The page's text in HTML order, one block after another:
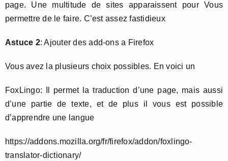
page. Une multitude de sites apparaissent pour Vous
permettre de le faire. C’est assez fastidieux
Astuce 2: Ajouter des add-ons a Firefox
Vous avez la plusieurs choix possibles. En voici un
FoxLingo: Il permet la traduction d’une page, mais aussi
d’une partie de texte, et de plus il vous est possible
d’apprendre une langue
https://addons.mozilla.org/fr/firefox/addon/foxlingo-
translator-dictionary/